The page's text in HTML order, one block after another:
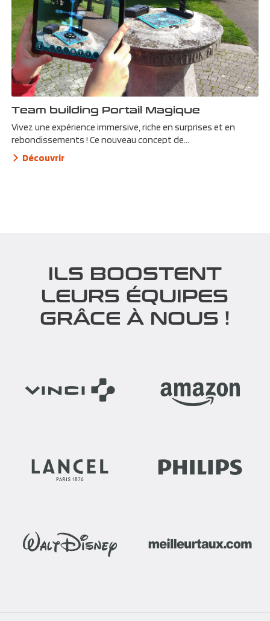
Team building Portail Magique
Vivez une expérience immersive, riche en surprises et en
rebondissements ! Ce nouveau concept de...
Découvrir
ILS BOOSTENT
LEURS ÉQUIPES
GRÂCE À NOUS !